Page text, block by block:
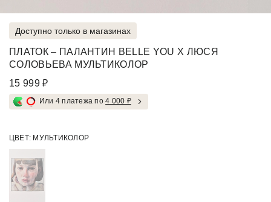
Доступно только в магазинах
ПЛАТОК – ПАЛАНТИН BELLE YOU X ЛЮСЯ
СОЛОВЬЕВА МУЛЬТИКОЛОР
15 999 ₽
Или 4 платежа по4 000 ₽
ЦВЕТ: МУЛЬТИКОЛОР